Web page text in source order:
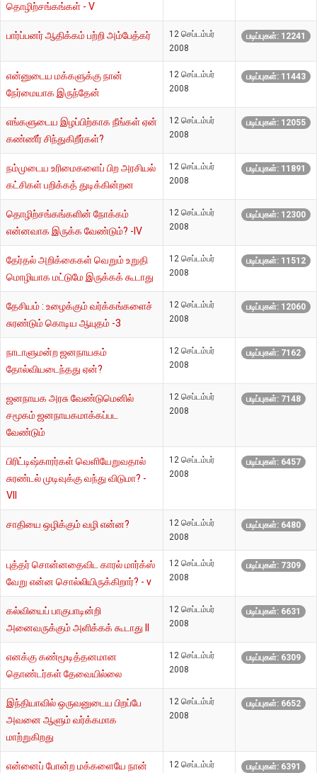
தொழிற்சங்கங்கள் - V
பார்ப்பனர் ஆதிக்கம் பற்றி அம்பேத்கர்
12 செப்டம்பர்
2008
படிப்புகள்: 12241
என்னுடைய மக்களுக்கு நான்
நேர்மையாக இருந்தேன்
12 செப்டம்பர்
2008
படிப்புகள்: 11443
எங்களுடைய இழப்பிற்காக நீங்கள் ஏன்
கண்ணீர் சிந்துகிறீர்கள்?
12 செப்டம்பர்
2008
படிப்புகள்: 12055
நம்முடைய உரிமைகளைப் பிற அரசியல்
கட்சிகள் பறிக்கத் துடிக்கின்றன
12 செப்டம்பர்
2008
படிப்புகள்: 11891
தொழிற்சங்கங்களின் நோக்கம்
என்னவாக இருக்க வேண்டும்? -IV
12 செப்டம்பர்
2008
படிப்புகள்: 12300
தேர்தல் அறிக்கைகள் வெறும் உறுதி
மொழியாக மட்டுமே இருக்கக் கூடாது
12 செப்டம்பர்
2008
படிப்புகள்: 11512
தேசியம் : உழைக்கும் வர்க்கங்களைச்
சுரண்டும் கொடிய ஆயுதம் -3
12 செப்டம்பர்
2008
படிப்புகள்: 12060
நாடாளுமன்ற ஜனநாயகம்
தோல்வியடைந்தது ஏன்?
12 செப்டம்பர்
2008
படிப்புகள்: 7162
ஜனநாயக அரசு வேண்டுமெனில்
சமூகம் ஜனநாயகமாக்கப்பட
வேண்டும்
12 செப்டம்பர்
2008
படிப்புகள்: 7148
பிரிட்டிஷ்காரர்கள் வெளியேறுவதால்
சுரண்டல் முடிவுக்கு வந்து விடுமா? -
VII
12 செப்டம்பர்
2008
படிப்புகள்: 6457
சாதியை ஒழிக்கும் வழி என்ன?
12 செப்டம்பர்
2008
படிப்புகள்: 6480
புத்தர் சொன்னதைவிட காரல் மார்க்ஸ்
வேறு என்ன சொல்லியிருக்கிறார்? - v
12 செப்டம்பர்
2008
படிப்புகள்: 7309
கல்வியைப் பாகுபாடின்றி
அனைவருக்கும் அளிக்கக் கூடாது II
12 செப்டம்பர்
2008
படிப்புகள்: 6631
எனக்கு கண்மூடித்தனமான
தொண்டர்கள் தேவையில்லை
12 செப்டம்பர்
2008
படிப்புகள்: 6309
இந்தியாவில் ஒருவனுடைய பிறப்பே
அவனை ஆளும் வர்க்கமாக
மாற்றுகிறது
12 செப்டம்பர்
2008
படிப்புகள்: 6652
என்னைப் போன்ற மக்களையே நான்
12 செப்டம்பர்
படிப்புகள்: 6391